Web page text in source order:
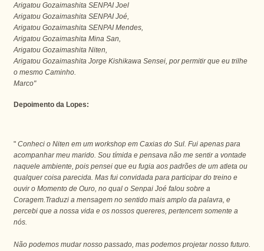
Arigatou Gozaimashita SENPAI Joel
Arigatou Gozaimashita SENPAI Joé,
Arigatou Gozaimashita SENPAI Mendes,
Arigatou Gozaimashita Mina San,
Arigatou Gozaimashita Niten,
Arigatou Gozaimashita Jorge Kishikawa Sensei, por permitir que eu trilhe
o mesmo Caminho.
Marco"
Depoimento da Lopes:
" Conheci o Niten em um workshop em Caxias do Sul. Fui apenas para
acompanhar meu marido. Sou tímida e pensava não me sentir a vontade
naquele ambiente, pois pensei que eu fugia aos padrões de um atleta ou
qualquer coisa parecida. Mas fui convidada para participar do treino e
ouvir o Momento de Ouro, no qual o Senpai Joé falou sobre a
Coragem.Traduzi a mensagem no sentido mais amplo da palavra, e
percebi que a nossa vida e os nossos quereres, pertencem somente a
nós.
Não podemos mudar nosso passado, mas podemos projetar nosso futuro.